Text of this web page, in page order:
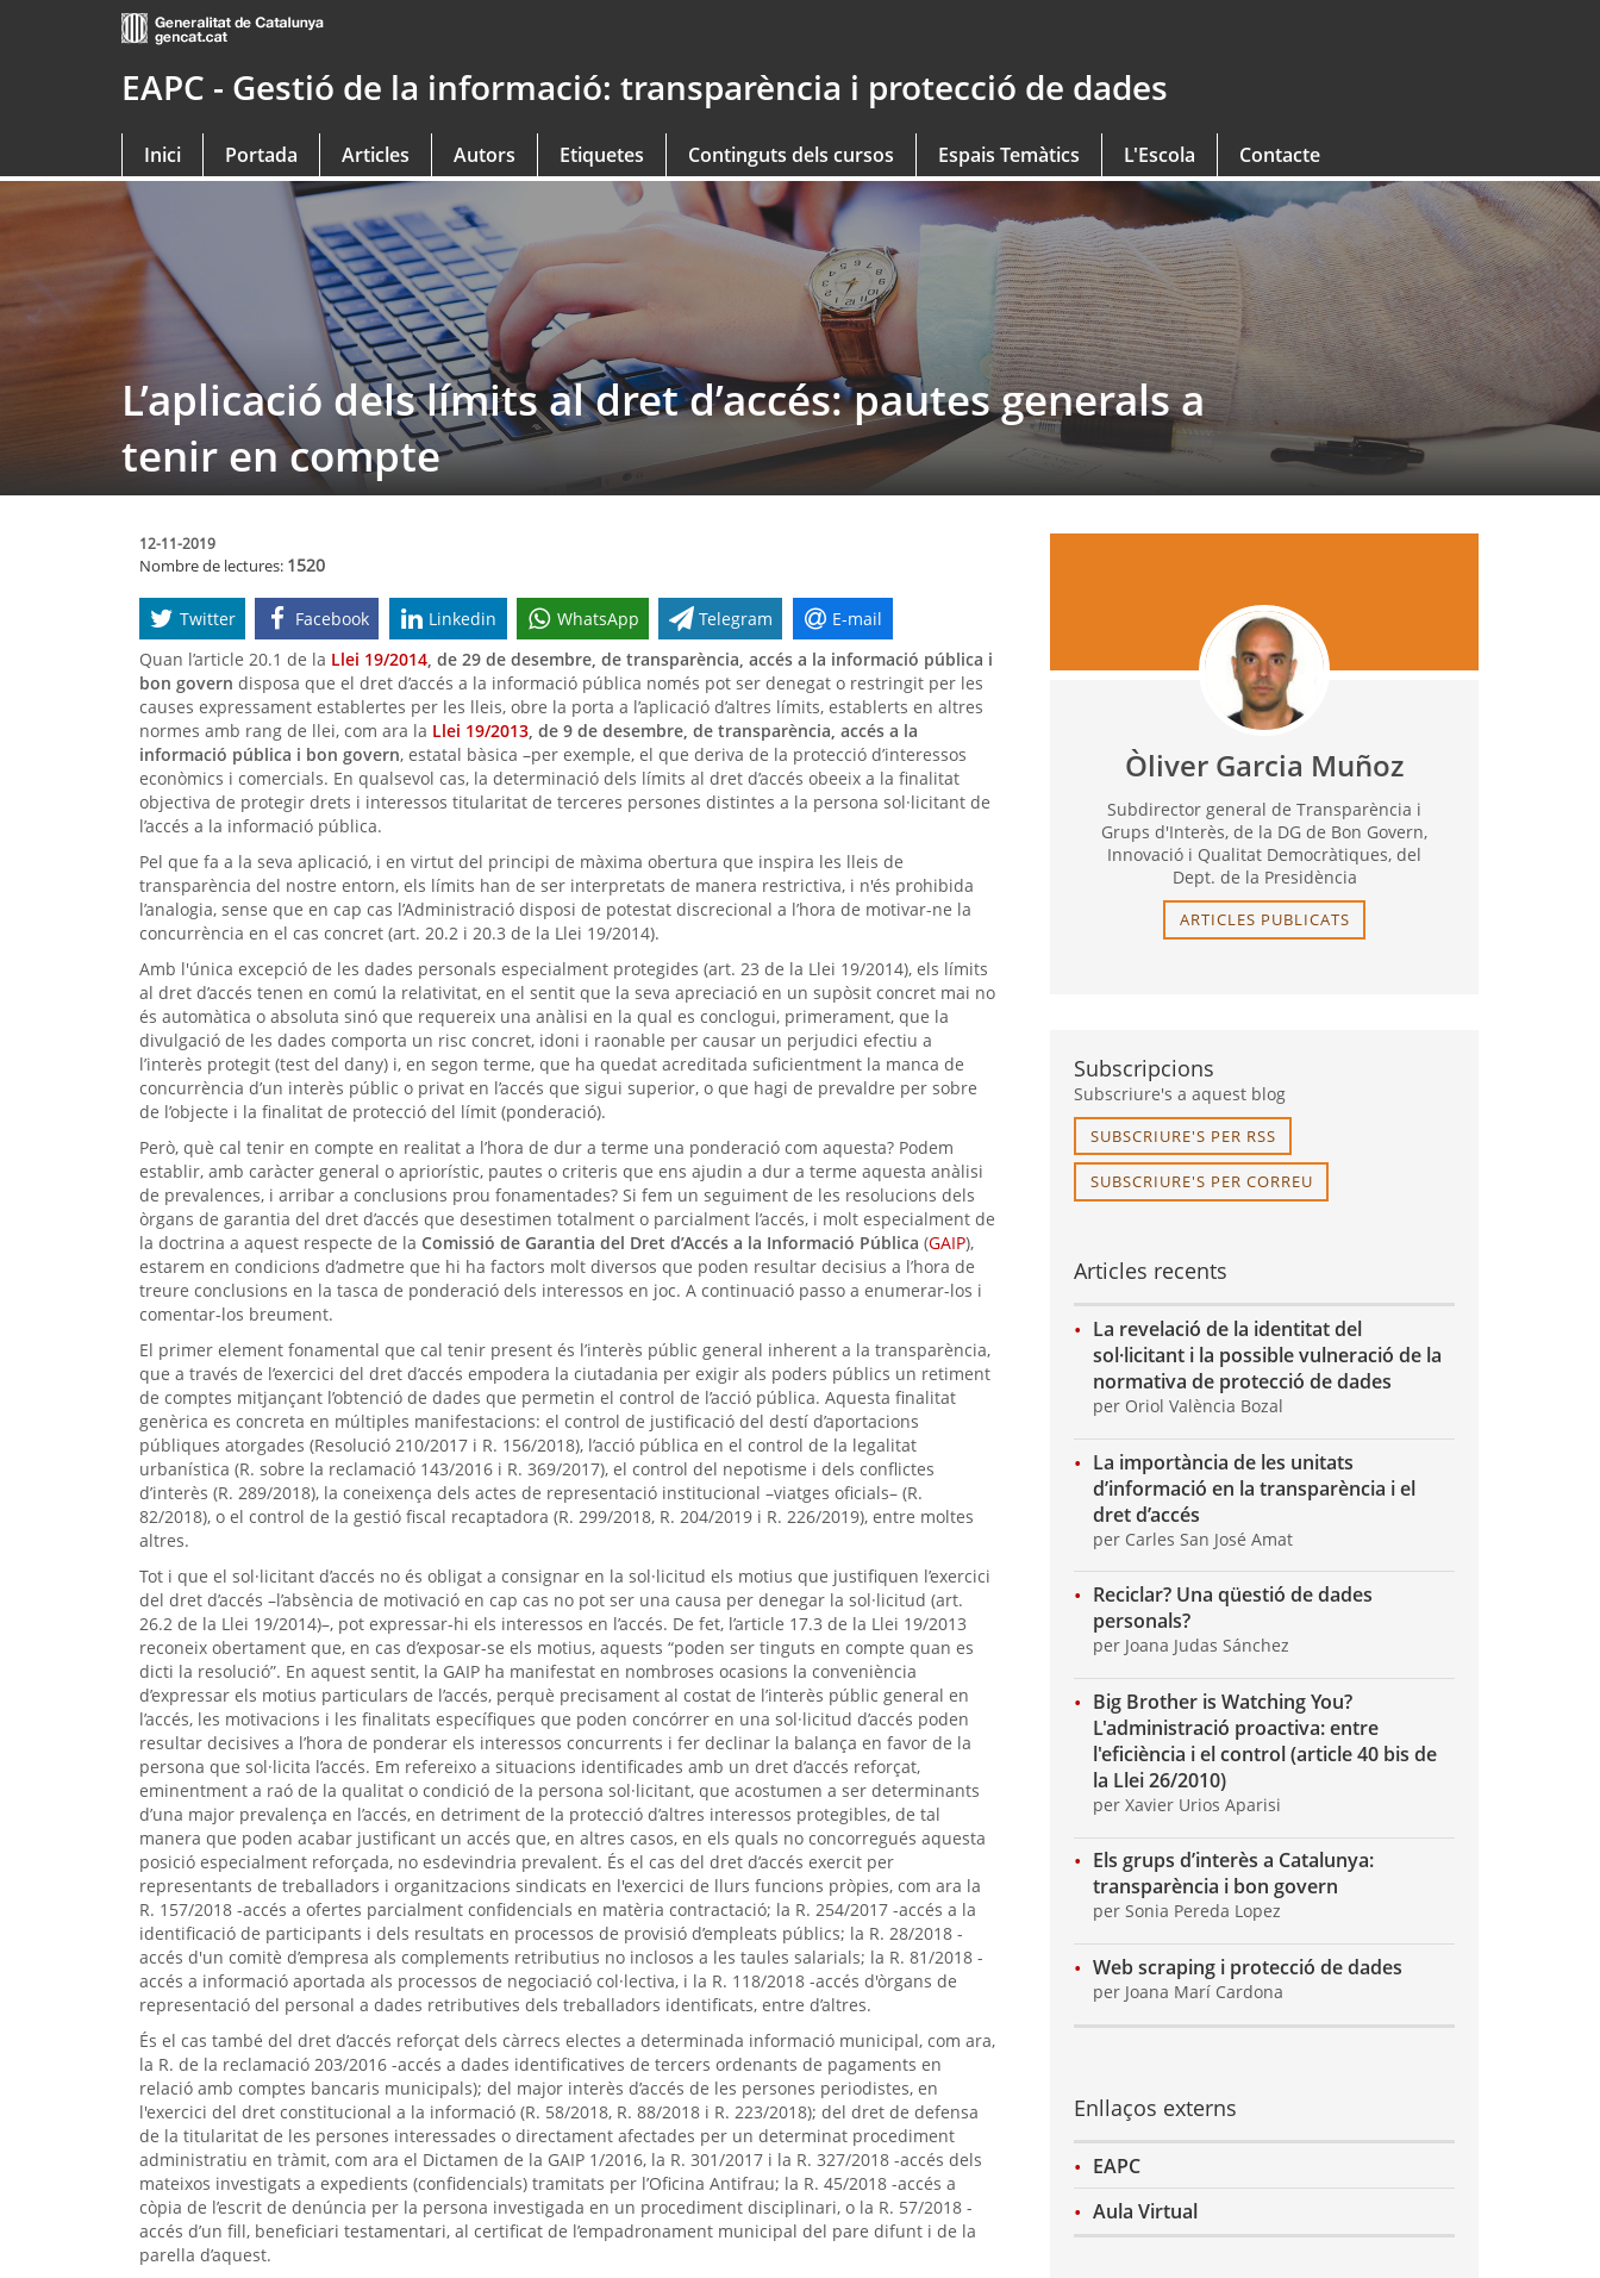
EAPC - Gestió de la informació: transparència i protecció de dades
Inici Portada Articles Autors Etiquetes Continguts dels cursos Espais Temàtics L'Escola Contacte
L’aplicació dels límits al dret d’accés: pautes generals a
tenir en compte
12-11-2019
Nombre de lectures: 1520
Twitter Facebook Linkedin WhatsApp Telegram
E-mail
Quan l’article 20.1 de la Llei 19/2014, de 29 de desembre, de transparència, accés a la informació pública i
bon govern disposa que el dret d’accés a la informació pública només pot ser denegat o restringit per les
causes expressament establertes per les lleis, obre la porta a l’aplicació d’altres límits, establerts en altres
normes amb rang de llei, com ara la Llei 19/2013, de 9 de desembre, de transparència, accés a la
informació pública i bon govern, estatal bàsica –per exemple, el que deriva de la protecció d’interessos
econòmics i comercials. En qualsevol cas, la determinació dels límits al dret d’accés obeeix a la finalitat
objectiva de protegir drets i interessos titularitat de terceres persones distintes a la persona sol·licitant de
l’accés a la informació pública.
Pel que fa a la seva aplicació, i en virtut del principi de màxima obertura que inspira les lleis de
transparència del nostre entorn, els límits han de ser interpretats de manera restrictiva, i n'és prohibida
l’analogia, sense que en cap cas l’Administració disposi de potestat discrecional a l’hora de motivar-ne la
concurrència en el cas concret (art. 20.2 i 20.3 de la Llei 19/2014).
Amb l'única excepció de les dades personals especialment protegides (art. 23 de la Llei 19/2014), els límits
al dret d’accés tenen en comú la relativitat, en el sentit que la seva apreciació en un supòsit concret mai no
és automàtica o absoluta sinó que requereix una anàlisi en la qual es conclogui, primerament, que la
divulgació de les dades comporta un risc concret, idoni i raonable per causar un perjudici efectiu a
l’interès protegit (test del dany) i, en segon terme, que ha quedat acreditada suficientment la manca de
concurrència d’un interès públic o privat en l’accés que sigui superior, o que hagi de prevaldre per sobre
de l’objecte i la finalitat de protecció del límit (ponderació).
Però, què cal tenir en compte en realitat a l’hora de dur a terme una ponderació com aquesta? Podem
establir, amb caràcter general o apriorístic, pautes o criteris que ens ajudin a dur a terme aquesta anàlisi
de prevalences, i arribar a conclusions prou fonamentades? Si fem un seguiment de les resolucions dels
òrgans de garantia del dret d’accés que desestimen totalment o parcialment l’accés, i molt especialment de
la doctrina a aquest respecte de la Comissió de Garantia del Dret d’Accés a la Informació Pública (GAIP),
estarem en condicions d’admetre que hi ha factors molt diversos que poden resultar decisius a l’hora de
treure conclusions en la tasca de ponderació dels interessos en joc. A continuació passo a enumerar-los i
comentar-los breument.
El primer element fonamental que cal tenir present és l’interès públic general inherent a la transparència,
que a través de l’exercici del dret d’accés empodera la ciutadania per exigir als poders públics un retiment
de comptes mitjançant l’obtenció de dades que permetin el control de l’acció pública. Aquesta finalitat
genèrica es concreta en múltiples manifestacions: el control de justificació del destí d’aportacions
públiques atorgades (Resolució 210/2017 i R. 156/2018), l’acció pública en el control de la legalitat
urbanística (R. sobre la reclamació 143/2016 i R. 369/2017), el control del nepotisme i dels conflictes
d’interès (R. 289/2018), la coneixença dels actes de representació institucional –viatges oficials– (R.
82/2018), o el control de la gestió fiscal recaptadora (R. 299/2018, R. 204/2019 i R. 226/2019), entre moltes
altres.
Tot i que el sol·licitant d’accés no és obligat a consignar en la sol·licitud els motius que justifiquen l’exercici
del dret d’accés –l’absència de motivació en cap cas no pot ser una causa per denegar la sol·licitud (art.
26.2 de la Llei 19/2014)–, pot expressar-hi els interessos en l’accés. De fet, l’article 17.3 de la Llei 19/2013
reconeix obertament que, en cas d’exposar-se els motius, aquests “poden ser tinguts en compte quan es
dicti la resolució”. En aquest sentit, la GAIP ha manifestat en nombroses ocasions la conveniència
d’expressar els motius particulars de l’accés, perquè precisament al costat de l’interès públic general en
l’accés, les motivacions i les finalitats específiques que poden concórrer en una sol·licitud d’accés poden
resultar decisives a l’hora de ponderar els interessos concurrents i fer declinar la balança en favor de la
persona que sol·licita l’accés. Em refereixo a situacions identificades amb un dret d’accés reforçat,
eminentment a raó de la qualitat o condició de la persona sol·licitant, que acostumen a ser determinants
d’una major prevalença en l’accés, en detriment de la protecció d’altres interessos protegibles, de tal
manera que poden acabar justificant un accés que, en altres casos, en els quals no concorregués aquesta
posició especialment reforçada, no esdevindria prevalent. És el cas del dret d’accés exercit per
representants de treballadors i organitzacions sindicats en l'exercici de llurs funcions pròpies, com ara la
R. 157/2018 -accés a ofertes parcialment confidencials en matèria contractació; la R. 254/2017 -accés a la
identificació de participants i dels resultats en processos de provisió d’empleats públics; la R. 28/2018 -
accés d'un comitè d’empresa als complements retributius no inclosos a les taules salarials; la R. 81/2018 -
accés a informació aportada als processos de negociació col·lectiva, i la R. 118/2018 -accés d'òrgans de
representació del personal a dades retributives dels treballadors identificats, entre d’altres.
És el cas també del dret d’accés reforçat dels càrrecs electes a determinada informació municipal, com ara,
la R. de la reclamació 203/2016 -accés a dades identificatives de tercers ordenants de pagaments en
relació amb comptes bancaris municipals); del major interès d’accés de les persones periodistes, en
l'exercici del dret constitucional a la informació (R. 58/2018, R. 88/2018 i R. 223/2018); del dret de defensa
de la titularitat de les persones interessades o directament afectades per un determinat procediment
administratiu en tràmit, com ara el Dictamen de la GAIP 1/2016, la R. 301/2017 i la R. 327/2018 -accés dels
mateixos investigats a expedients (confidencials) tramitats per l’Oficina Antifrau; la R. 45/2018 -accés a
còpia de l’escrit de denúncia per la persona investigada en un procediment disciplinari, o la R. 57/2018 -
accés d’un fill, beneficiari testamentari, al certificat de l’empadronament municipal del pare difunt i de la
parella d’aquest.
Òliver Garcia Muñoz
Subdirector general de Transparència i
Grups d'Interès, de la DG de Bon Govern,
Innovació i Qualitat Democràtiques, del
Dept. de la Presidència
ARTICLES PUBLICATS
Subscripcions
Subscriure's a aquest blog
SUBSCRIURE'S PER RSS
SUBSCRIURE'S PER CORREU
Articles recents
La revelació de la identitat del
sol·licitant i la possible vulneració de la
normativa de protecció de dades
per Oriol València Bozal
La importància de les unitats
d’informació en la transparència i el
dret d’accés
per Carles San José Amat
Reciclar? Una qüestió de dades
personals?
per Joana Judas Sánchez
Big Brother is Watching You?
L'administració proactiva: entre
l'eficiència i el control (article 40 bis de
la Llei 26/2010)
per Xavier Urios Aparisi
Els grups d’interès a Catalunya:
transparència i bon govern
per Sonia Pereda Lopez
Web scraping i protecció de dades
per Joana Marí Cardona
Enllaços externs
EAPC
Aula Virtual